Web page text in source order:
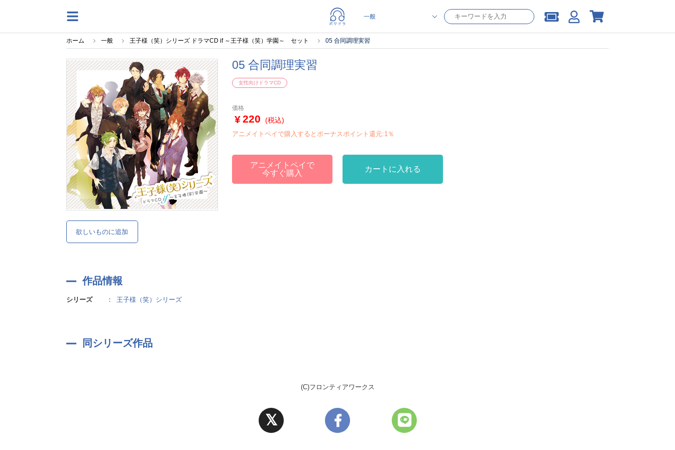
ホーム 一般 王子様（笑）シリーズ ドラマCD if ～王子様（笑）学園～ セット 05 合同調理実習
欲しいものに追加
05 合同調理実習
女性向けドラマCD
価格
220 (税込)
アニメイトペイで購入するとボーナスポイント還元:1％
アニメイトペイで
今すぐ購入
カートに入れる
作品情報
シリーズ ： 王子様（笑）シリーズ
同シリーズ作品
(C)フロンティアワークス